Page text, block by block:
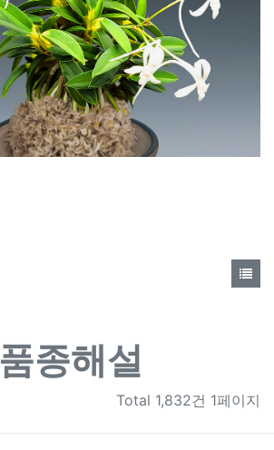
품종해설
Total 1,832건 1페이지